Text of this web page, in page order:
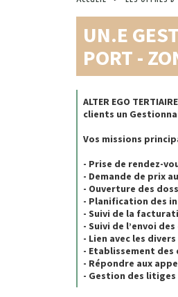
UN.E
PORT -
ALTER EGO
clients un
Vos missions
- Prise de rendez-
- Demande de prix
- Ouverture des
- Planification des
- Suivi de la
- Suivi de l’envoi
- Lien avec les
- Etablissement des
- Répondre aux
- Gestion des litiges